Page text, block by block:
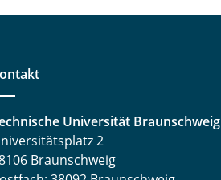
Universität Braunschweig
2
Braunschweig